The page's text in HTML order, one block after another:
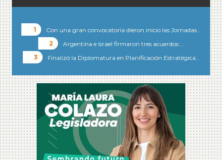
Con una gran convocatoria dieron inicio las Jornadas…
Argentina e Israel firmaron tres acuerdos:…
Finalizó la Diplomatura en Planificación Estratégica…